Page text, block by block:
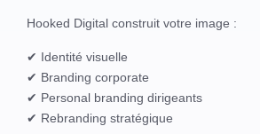
Hooked Digital construit votre image :
✔ Identité visuelle
✔ Branding corporate
✔ Personal branding dirigeants
✔ Rebranding stratégique